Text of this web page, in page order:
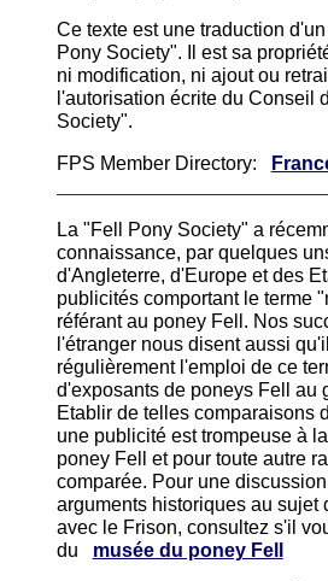
Ce texte est une traduction d'un
Pony Society". Il est sa
ni modification, ni ajout ou
l'autorisation écrite du Conseil
Society".
FPS Member Directory:
La "Fell Pony Society" a
connaissance, par quelques
d'Angleterre, d'Europe et des
publicités comportant le terme
référant au poney Fell. Nos
l'étranger nous disent aussi
régulièrement l'emploi de ce
d'exposants de poneys Fell au
Etablir de telles comparaisons
une publicité est trompeuse à
poney Fell et pour toute autre
comparée. Pour une
arguments historiques au sujet
avec le Frison, consultez s'il
du
musée du poney Fell